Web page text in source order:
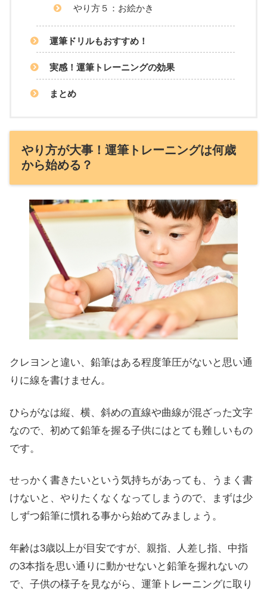
やり方５：お絵かき
運筆ドリルもおすすめ！
実感！運筆トレーニングの効果
まとめ
やり方が大事！運筆トレーニングは何歳
から始める？
クレヨンと違い、鉛筆はある程度筆圧がないと思い通
りに線を書けません。
ひらがなは縦、横、斜めの直線や曲線が混ざった文字
なので、初めて鉛筆を握る子供にはとても難しいもの
です。
せっかく書きたいという気持ちがあっても、うまく書
けないと、やりたくなくなってしまうので、まずは少
しずつ鉛筆に慣れる事から始めてみましょう。
年齢は3歳以上が目安ですが、親指、人差し指、中指
の3本指を思い通りに動かせないと鉛筆を握れないの
で、子供の様子を見ながら、運筆トレーニングに取り